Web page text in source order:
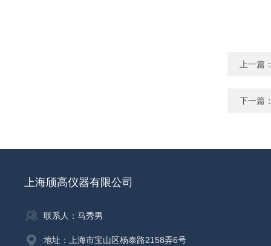
上一篇
下一篇
上海颀高仪器有限公司
联系人：马秀男
地址：上海市宝山区杨泰路2158弄6号